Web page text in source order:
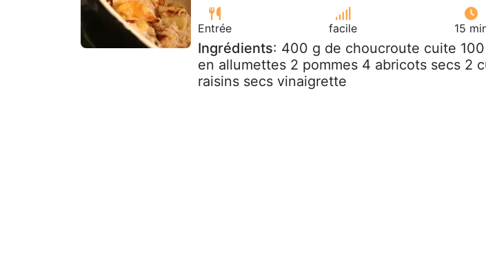
Entrée facile 15
Ingrédients: 400 g de choucroute cuite
en allumettes 2 pommes 4 abricots secs 2
raisins secs vinaigrette